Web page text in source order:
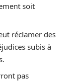
soit
réclamer des
subis à
pas